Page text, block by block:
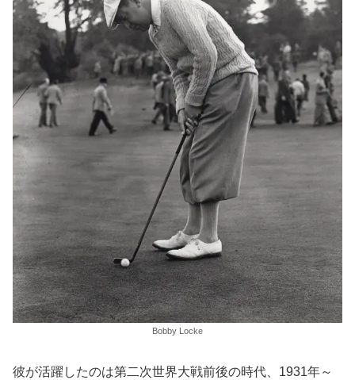
Bobby Locke
彼が活躍したのは第二次世界大戦前後の時代、1931年～